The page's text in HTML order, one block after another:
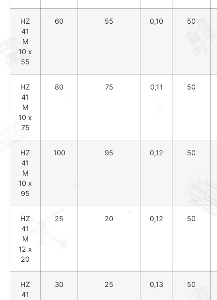
HZ
41
M
10 x
55
60 55 0,10 50
HZ
41
M
10 x
75
80 75 0,11 50
HZ
41
M
10 x
95
100 95 0,12 50
HZ
41
M
12 x
20
25 20 0,12 50
HZ
41
30 25 0,13 50